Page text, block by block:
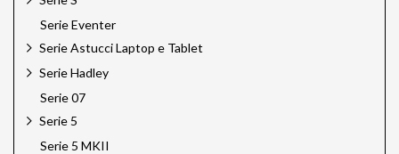
Serie Eventer
Serie Astucci Laptop e Tablet
Serie Hadley
Serie 07
Serie 5
Serie 5 MKII